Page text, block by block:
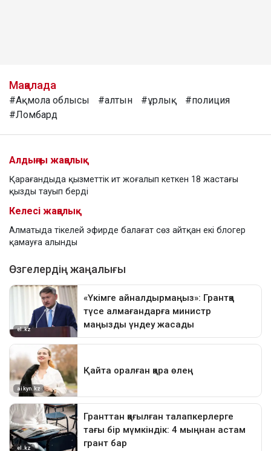
Мақалада
#Ақмола облысы #алтын #ұрлық
#полиция
#Ломбард
Алдыңғы жаңалық
Қарағандыда қызметтік ит жоғалып кеткен 18 жастағы
қызды тауып берді
Келесі жаңалық
Алматыда тікелей эфирде балағат сөз айтқан екі блогер
қамауға алынды